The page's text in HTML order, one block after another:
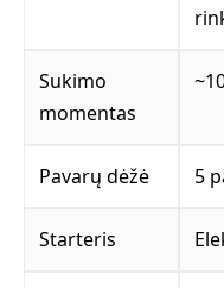
Sukimo
momentas
Pavarų dėžė 5
Starteris